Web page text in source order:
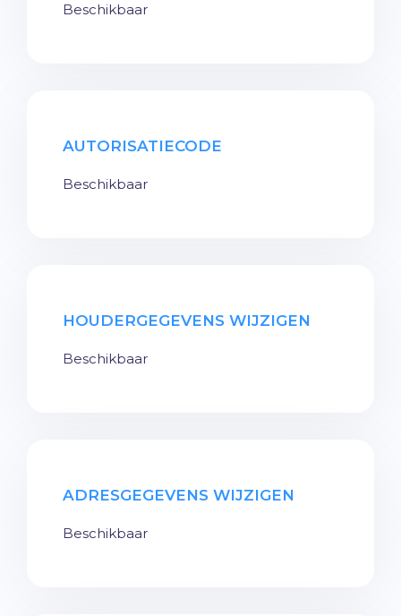
Beschikbaar
AUTORISATIECODE
Beschikbaar
HOUDERGEGEVENS WIJZIGEN
Beschikbaar
ADRESGEGEVENS WIJZIGEN
Beschikbaar